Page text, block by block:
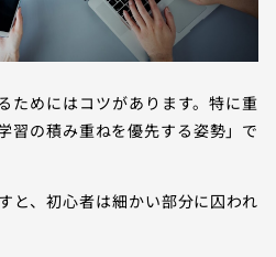
ためにはコツがあります。特に重
習の積み重ねを優先する姿勢」で
と、初心者は細かい部分に囚われ